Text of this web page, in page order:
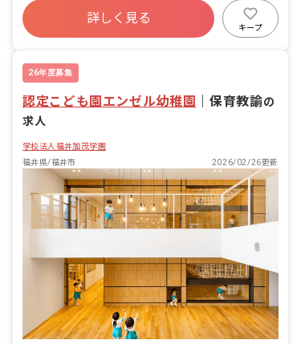
福利厚生充実
退職金制度
残業少なめ
詳しく見る
キープ
26年度募集
認定こども園エンゼル幼稚園 保育教諭の
求人
学校法人福井加茂学園
福井県/福井市
2026/02/26更新